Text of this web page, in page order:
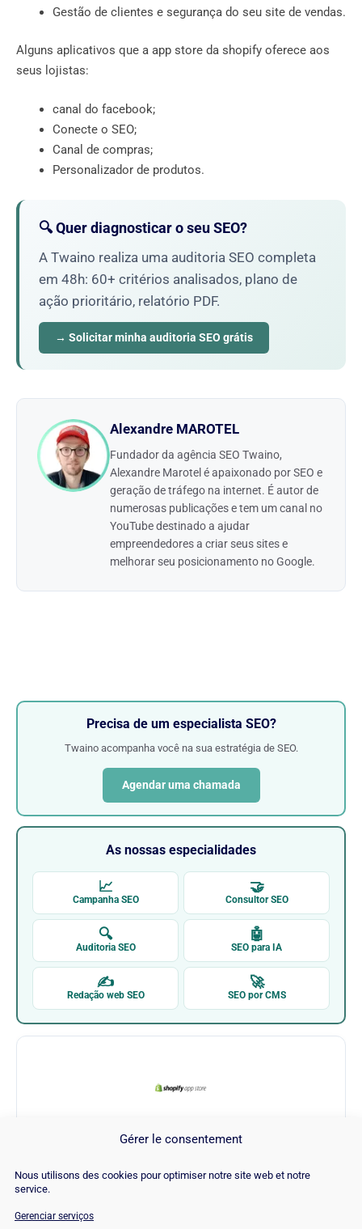
Gérer le consentement
Nous utilisons des cookies pour optimiser notre site web et notre
service.
Gerenciar serviços
Gestão de clientes e segurança do seu site de vendas.
Alguns aplicativos que a app store da shopify oferece aos
seus lojistas:
canal do facebook;
Conecte o SEO;
Canal de compras;
Personalizador de produtos.
🔍 Quer diagnosticar o seu SEO?
A Twaino realiza uma auditoria SEO completa
em 48h: 60+ critérios analisados, plano de
ação prioritário, relatório PDF.
→ Solicitar minha auditoria SEO grátis
Alexandre MAROTEL
Fundador da agência SEO Twaino,
Alexandre Marotel é apaixonado por SEO e
geração de tráfego na internet. É autor de
numerosas publicações e tem um canal no
YouTube destinado a ajudar
empreendedores a criar seus sites e
melhorar seu posicionamento no Google.
Precisa de um especialista SEO?
Twaino acompanha você na sua estratégia de SEO.
Agendar uma chamada
As nossas especialidades
📈
Campanha SEO
🤝
Consultor SEO
🔍
Auditoria SEO
🤖
SEO para IA
✍
Redação web SEO
🚀
SEO por CMS
Shopify App Store (Extension)